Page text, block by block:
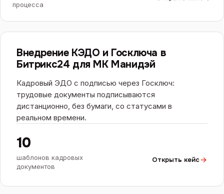
процесса
БИТРИКС24
Внедрение КЭДО и Госключа в
Битрикс24 для МК Манидэй
Кадровый ЭДО с подписью через Госключ:
трудовые документы подписываются
дистанционно, без бумаги, со статусами в
реальном времени.
10
шаблонов кадровых
документов
Открыть кейс